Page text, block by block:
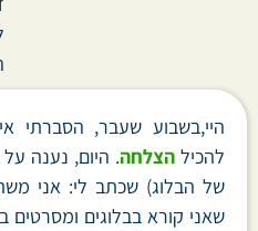
היי,בשבוע שעבר, הסברתי
להכילהצלחה. היום, נענה
של הבלוג) שכתב לי: אני
שאני קורא בבלוגים ומסרטים